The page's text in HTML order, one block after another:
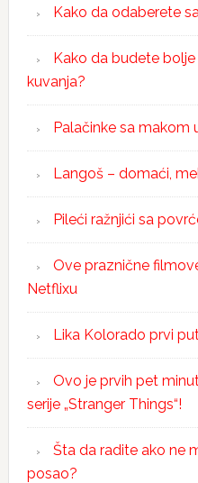
Kako da odaberete
Kako da budete
kuvanja?
Palačinke sa makom
Langoš – domaći,
Pileći ražnjići sa
Ove praznične
Netflixu
Lika Kolorado prvi
Ovo je prvih pet
serije „Stranger Things“!
Šta da radite ako ne
posao?